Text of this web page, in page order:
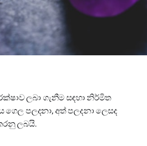
ලබා ගැනීම සඳහා නිර්මිත
පලදනා, අත් පලදනා ලෙසද
ලබයි.